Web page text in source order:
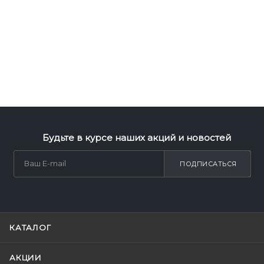
Будьте в курсе наших акций и новостей
ПОДПИСАТЬСЯ
КАТАЛОГ
АКЦИИ